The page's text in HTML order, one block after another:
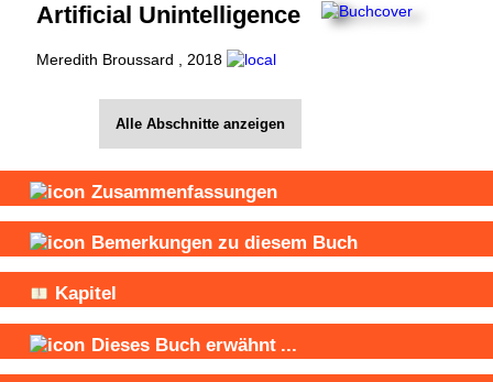
Artificial Unintelligence
Meredith Broussard 2018
Alle Abschnitte anzeigen
Zusammenfassungen
Bemerkungen zu diesem Buch
Kapitel
Dieses Buch erwähnt ...